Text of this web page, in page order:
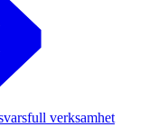
verksamhet